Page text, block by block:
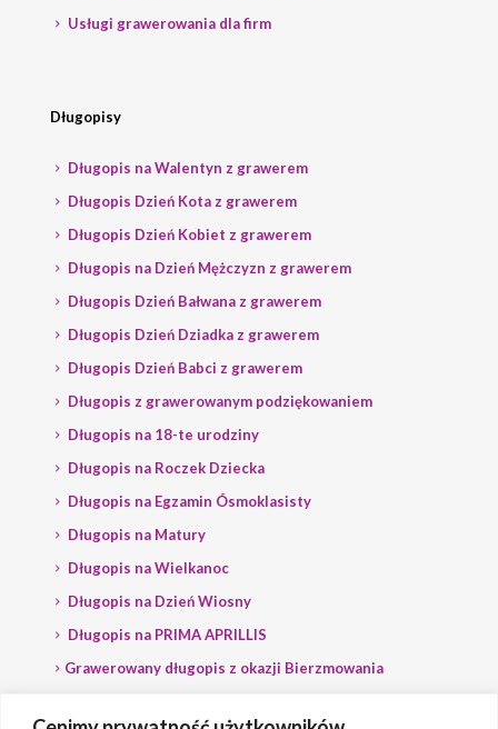
Usługi grawerowania dla firm
Długopisy
Długopis na Walentyn z grawerem
Długopis Dzień Kota z grawerem
Długopis Dzień Kobiet z grawerem
Długopis na Dzień Mężczyzn z grawerem
Długopis Dzień Bałwana z grawerem
Długopis Dzień Dziadka z grawerem
Długopis Dzień Babci z grawerem
Długopis z grawerowanym podziękowaniem
Długopis na 18-te urodziny
Długopis na Roczek Dziecka
Długopis na Egzamin Ósmoklasisty
Długopis na Matury
Długopis na Wielkanoc
Długopis na Dzień Wiosny
Długopis na PRIMA APRILLIS
Grawerowany długopis z okazji Bierzmowania